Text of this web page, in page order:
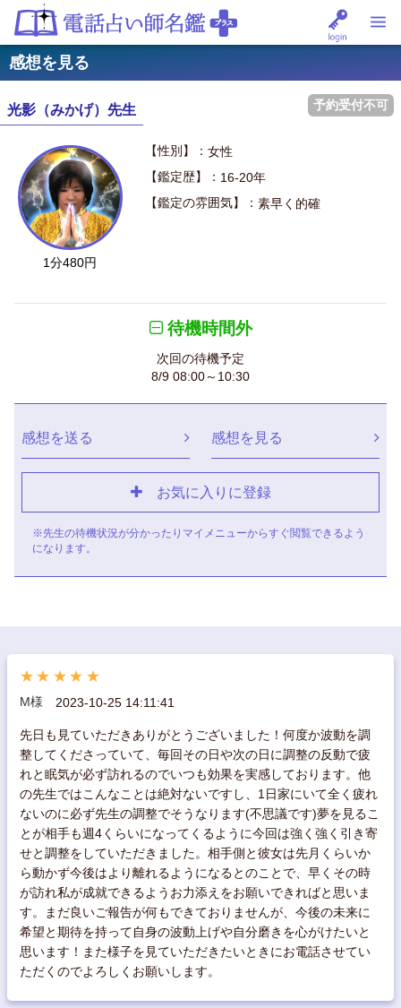
感想を見る
光影（みかげ）先生 予約受付不可
1分480円
【性別】： 女性
【鑑定歴】： 16-20年
【鑑定の雰囲気】： 素早く的確
待機時間外
次回の待機予定
8/9 08:00～10:30
感想を送る 感想を見る
お気に入りに登録
※先生の待機状況が分かったりマイメニューからすぐ閲覧できるよう
になります。
★★★★★
M様 2023-10-25 14:11:41
先日も見ていただきありがとうございました！何度か波動を調
整してくださっていて、毎回その日や次の日に調整の反動で疲
れと眠気が必ず訪れるのでいつも効果を実感しております。他
の先生ではこんなことは絶対ないですし、1日家にいて全く疲れ
ないのに必ず先生の調整でそうなります(不思議です)夢を見るこ
とが相手も週4くらいになってくるように今回は強く強く引き寄
せと調整をしていただきました。相手側と彼女は先月くらいか
ら動かず今後はより離れるようになるとのことで、早くその時
が訪れ私が成就できるようお力添えをお願いできればと思いま
す。まだ良いご報告が何もできておりませんが、今後の未来に
希望と期待を持って自身の波動上げや自分磨きを心がけたいと
思います！また様子を見ていただきたいときにお電話させてい
ただくのでよろしくお願いします。